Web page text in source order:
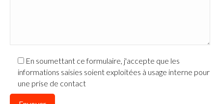
En soumettant ce formulaire, j'accepte que les
informations saisies soient exploitées à usage interne pour
une prise de contact